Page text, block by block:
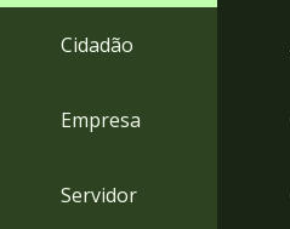
rodapé
Cidadão
Empresa
Servidor